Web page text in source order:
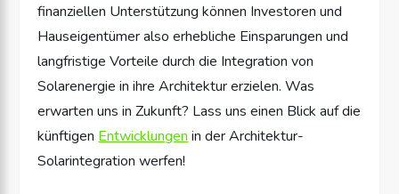
finanziellen Unterstützung können Investoren und
Hauseigentümer also erhebliche Einsparungen und
langfristige Vorteile durch die Integration von
Solarenergie in ihre Architektur erzielen. Was
erwarten uns in Zukunft? Lass uns einen Blick auf die
künftigenEntwicklungenin der Architektur-
Solarintegration werfen!